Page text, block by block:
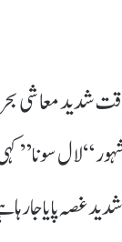
وقت شدید
غصہ پایا جا